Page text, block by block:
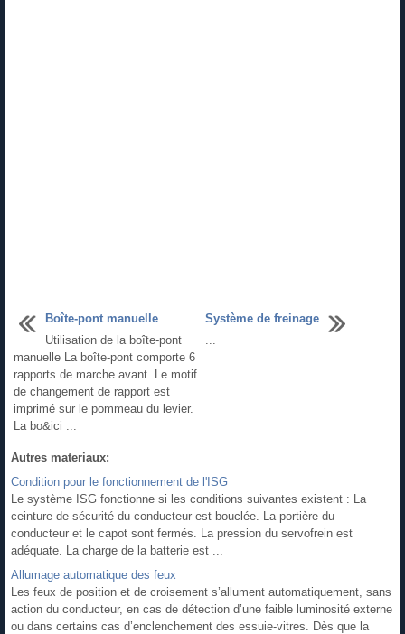
Boîte-pont manuelle
Utilisation de la boîte-pont
manuelle La boîte-pont comporte 6
rapports de marche avant. Le motif
de changement de rapport est
imprimé sur le pommeau du levier.
La bo&ici ...
Système de freinage
Autres materiaux:
Condition pour le fonctionnement de l'ISG
Le système ISG fonctionne si les conditions suivantes existent : La
ceinture de sécurité du conducteur est bouclée. La portière du
conducteur et le capot sont fermés. La pression du servofrein est
adéquate. La charge de la batterie est ...
Allumage automatique des feux
Les feux de position et de croisement s’allument automatiquement, sans
action du conducteur, en cas de détection d’une faible luminosité externe
ou dans certains cas d’enclenchement des essuie-vitres. Dès que la